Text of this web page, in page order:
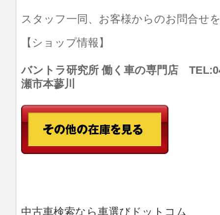
スタッフ一同、お客様からのお問合せ
【ショップ情報】
バントラ研究所 働く車の専門店
瀬市本蓼川
中古車検索なら車選びドットコム